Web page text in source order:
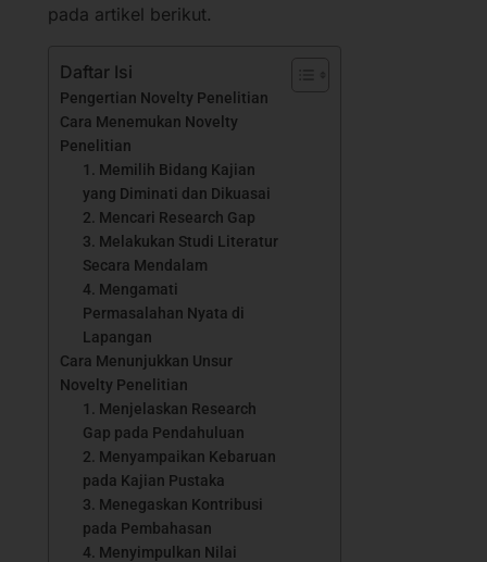
pada artikel berikut.
Daftar Isi
Pengertian Novelty Penelitian
Cara Menemukan Novelty
Penelitian
1. Memilih Bidang Kajian
yang Diminati dan Dikuasai
2. Mencari Research Gap
3. Melakukan Studi Literatur
Secara Mendalam
4. Mengamati
Permasalahan Nyata di
Lapangan
Cara Menunjukkan Unsur
Novelty Penelitian
1. Menjelaskan Research
Gap pada Pendahuluan
2. Menyampaikan Kebaruan
pada Kajian Pustaka
3. Menegaskan Kontribusi
pada Pembahasan
4. Menyimpulkan Nilai